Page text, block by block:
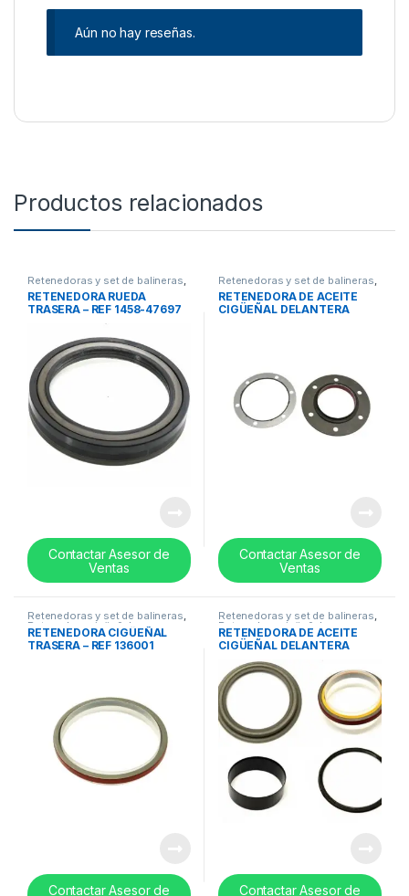
Aún no hay reseñas.
Productos relacionados
Retenedoras y set de balineras
Retenedoras ruedas
RETENEDORA RUEDA
TRASERA – REF 1458-47697
Contactar Asesor de
Ventas
Retenedoras y set de balineras
Retenedora cigüeñal
RETENEDORA DE ACEITE
CIGÜEÑAL DELANTERA
Contactar Asesor de
Ventas
Retenedoras y set de balineras,
Retenedora cigüeñal
RETENEDORA CIGÜEÑAL
TRASERA – REF 136001
Contactar Asesor de
Retenedoras y set de balineras,
Retenedora cigüeñal
RETENEDORA DE ACEITE
CIGÜEÑAL DELANTERA
CUMMINS B SERIES
MATERIAL PTFE – 3802820
Contactar Asesor de